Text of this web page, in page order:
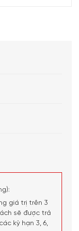
giá trị trên 3
sẽ được trả
kỳ hạn 3, 6,